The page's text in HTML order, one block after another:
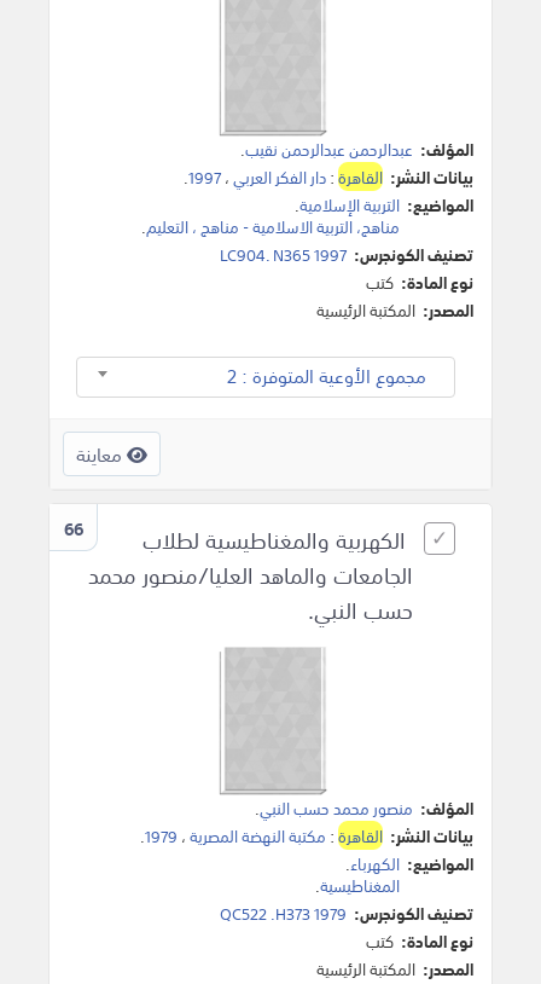
المؤلف: عبدالرحمن عبدالرحمن نقيب.
بيانات النشر: القاهرة:دار الفكر العربي،1997
.
المواضيع: التربية الإسلامية.
مناهج، التربية الاسلامية - مناهج ، التعليم.
تصنيف الكونجرس: LC904. N365 1997
نوع المادة: كتب
المصدر: المكتبة الرئيسية
مجموع الأوعية المتوفرة : 2
معاينة
66
الكهربية والمغناطيسية لطلاب
الجامعات والماهد العليا/منصور محمد
حسب النبي.
المؤلف: منصور محمد حسب النبي.
بيانات النشر: القاهرة: مكتبة النهضة المصرية، 1979
.
المواضيع: الكهرباء.
المغناطيسية.
تصنيف الكونجرس: QC522 .H373 1979
نوع المادة: كتب
المصدر: المكتبة الرئيسية